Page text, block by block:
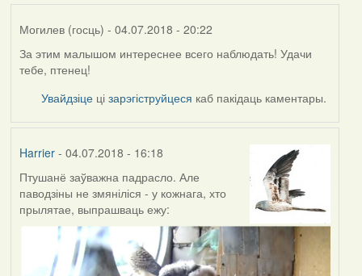
Могилев (госць) - 04.07.2018 - 20:22
За этим малышом интереснее всего наблюдать! Удачи
тебе, птенец!
Увайдзіце цізарэгіструйцеся каб пакідаць каментары.
Harrier- 04.07.2018 - 16:18
Птушанё заўважна падрасло. Але
паводзіны не змяніліся - у кожнага, хто
прылятае, выпрашваць ежу: